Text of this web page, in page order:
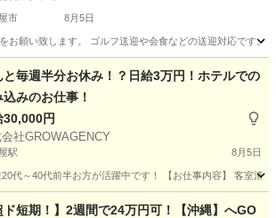
市 8月5日
お願い致します。 ゴルフ送迎や会食などの送迎対応で
その他
と毎週半分お休み！？日給3万円！ホテルでの
込みのお仕事！
30,000円
社GROWAGENCY
駅 8月5日
代～40代前半お方が活躍中です！ 【お仕事内容】 客室清
名古屋駅 その他 愛知 岡崎市 岡崎駅
ド短期！】2週間で24万円可！【沖縄】へGO